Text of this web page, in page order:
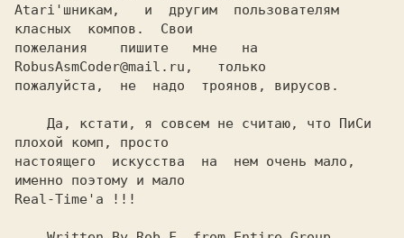
Atari'шникам,   и  другим  пользователям
класных  компов.  Свои
пожелания    пишите   мне   на
RobusAsmCoder@mail.ru,   только
плохой комп, просто
настоящего  искусства  на  нем очень мало,
именно поэтому и мало
Real-Time'а !!!